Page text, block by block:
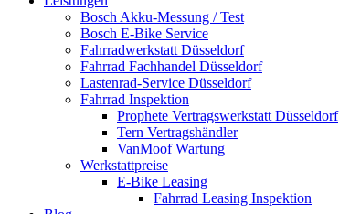
Bosch Akku-Messung / Test
Bosch E-Bike Service
Fahrradwerkstatt Düsseldorf
Fahrrad Fachhandel Düsseldorf
Lastenrad-Service Düsseldorf
Fahrrad Inspektion
Prophete Vertragswerkstatt Düsseldorf
Tern Vertragshändler
VanMoof Wartung
Werkstattpreise
E-Bike Leasing
Fahrrad Leasing Inspektion